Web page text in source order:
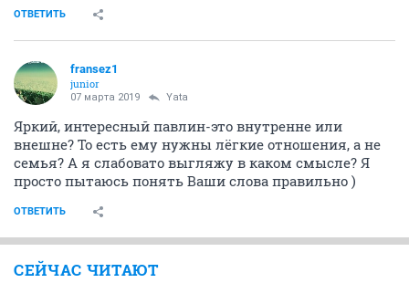
ОТВЕТИТЬ
fransez1
junior
07 марта 2019 Yata
Яркий, интересный павлин-это внутренне или
внешне? То есть ему нужны лёгкие отношения, а не
семья? А я слабовато выгляжу в каком смысле? Я
просто пытаюсь понять Ваши слова правильно )
ОТВЕТИТЬ
СЕЙЧАС ЧИТАЮТ